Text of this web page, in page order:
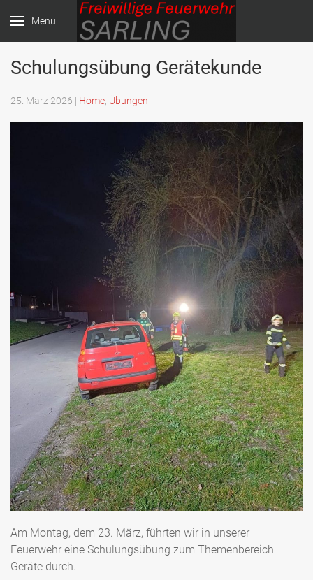
Menu
Freiwillige Feuerwehr
Sarling
Schulungsübung Gerätekunde
25. März 2026 | Home Übungen
Am Montag, dem 23. März, führten wir in unserer
Feuerwehr eine Schulungsübung zum Themenbereich
Geräte durch.